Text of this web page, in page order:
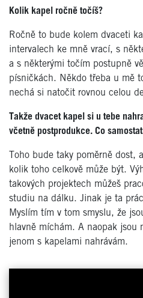
Kolik kapel ročně točíš?
Ročně to bude kolem dvaceti
intervalech ke mně vrací, s
a s některými točím postupně
písničkách. Někdo třeba u mě
nechá si natočit rovnou celou
Takže dvacet kapel si u tebe
včetně postprodukce. Co
Toho bude taky poměrně dost,
kolik toho celkově může být.
takových projektech můžeš
studiu na dálku. Jinak je ta
Myslím tím v tom smyslu, že
hlavně míchám. A naopak jsou
jenom s kapelami nahrávám.